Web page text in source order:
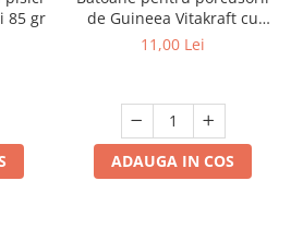
85 gr
de Guineea Vitakraft cu
struguri & nuci 2 buc
11,00 Lei
ADAUGA IN COS